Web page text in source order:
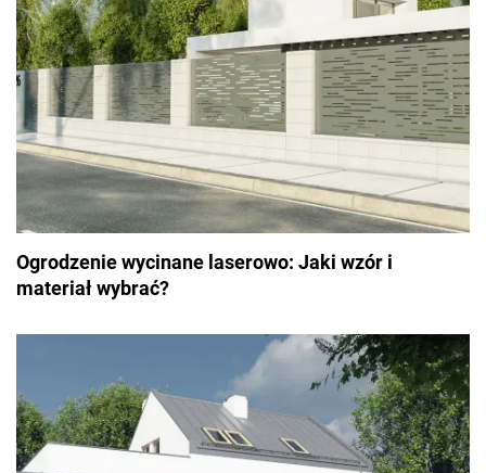
Ogrodzenie wycinane laserowo: Jaki wzór i
materiał wybrać?